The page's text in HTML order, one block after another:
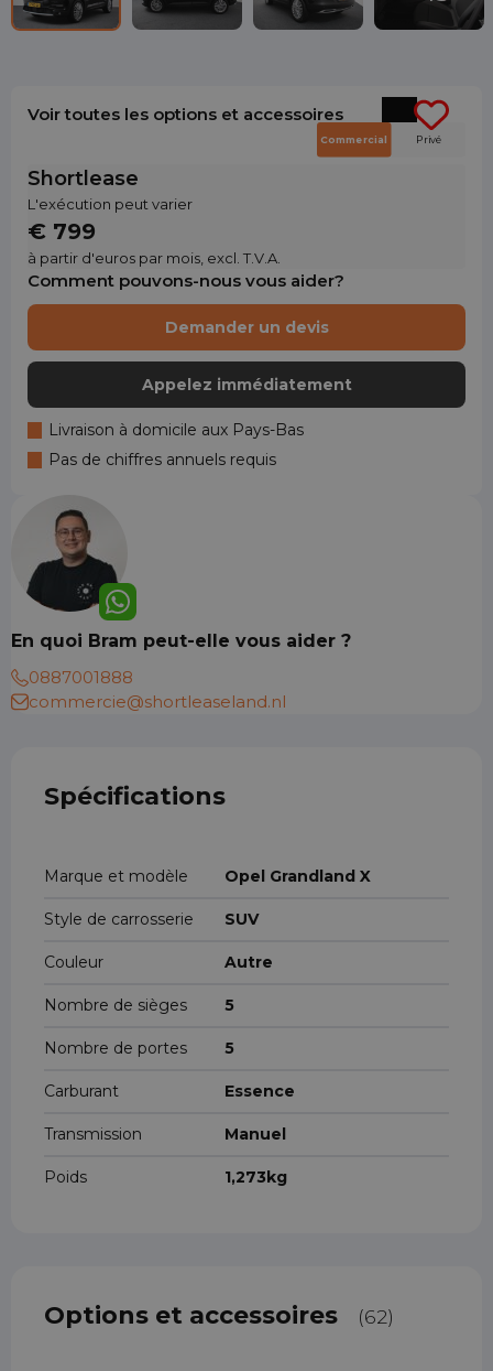
Voir toutes les options et accessoires
Shortlease
L'exécution peut varier
€ 799
à partir d'euros par mois, excl. T.V.A.
Commercial Privé
Comment pouvons-nous vous aider?
Demander un devis
Appelez immédiatement
Livraison à domicile aux Pays-Bas
Pas de chiffres annuels requis
En quoi Bram peut-elle vous aider ?
0887001888
commercie@shortleaseland.nl
Spécifications
Marque et modèle Opel Grandland X
Style de carrosserie SUV
Couleur Autre
Nombre de sièges 5
Nombre de portes 5
Carburant Essence
Transmission Manuel
Poids 1,273kg
Options et accessoires (62)